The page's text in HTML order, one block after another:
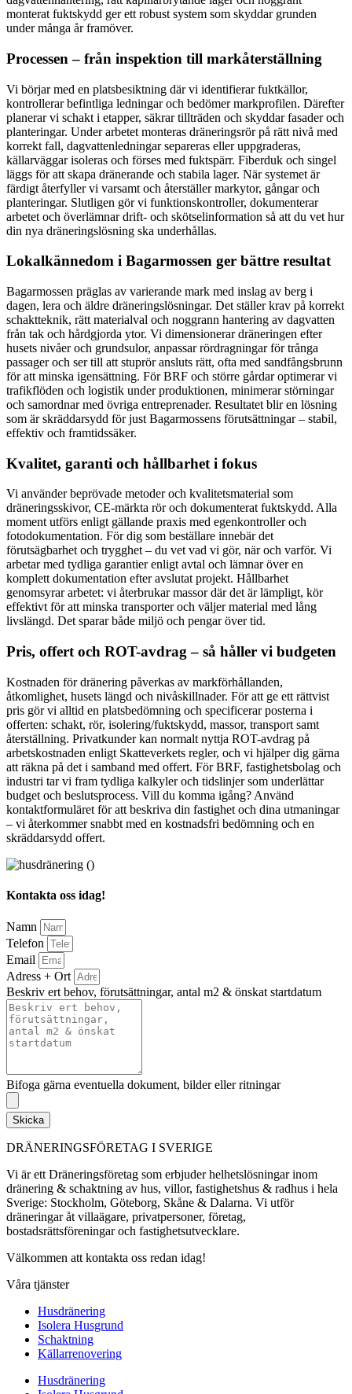
monterat fuktskydd ger ett robust system som skyddar grunden
under många år framöver.
Processen – från inspektion till markåterställning
Vi börjar med en platsbesiktning där vi identifierar fuktkällor,
kontrollerar befintliga ledningar och bedömer markprofilen. Därefter
planerar vi schakt i etapper, säkrar tillträden och skyddar fasader och
planteringar. Under arbetet monteras dräneringsrör på rätt nivå med
korrekt fall, dagvattenledningar separeras eller uppgraderas,
källarväggar isoleras och förses med fuktspärr. Fiberduk och singel
läggs för att skapa dränerande och stabila lager. När systemet är
färdigt återfyller vi varsamt och återställer markytor, gångar och
planteringar. Slutligen gör vi funktionskontroller, dokumenterar
arbetet och överlämnar drift- och skötselinformation så att du vet hur
din nya dräneringslösning ska underhållas.
Lokalkännedom i Bagarmossen ger bättre resultat
Bagarmossen präglas av varierande mark med inslag av berg i
dagen, lera och äldre dräneringslösningar. Det ställer krav på korrekt
schaktteknik, rätt materialval och noggrann hantering av dagvatten
från tak och hårdgjorda ytor. Vi dimensionerar dräneringen efter
husets nivåer och grundsulor, anpassar rördragningar för trånga
passager och ser till att stuprör ansluts rätt, ofta med sandfångsbrunn
för att minska igensättning. För BRF och större gårdar optimerar vi
trafikflöden och logistik under produktionen, minimerar störningar
och samordnar med övriga entreprenader. Resultatet blir en lösning
som är skräddarsydd för just Bagarmossens förutsättningar – stabil,
effektiv och framtidssäker.
Kvalitet, garanti och hållbarhet i fokus
Vi använder beprövade metoder och kvalitetsmaterial som
dräneringsskivor, CE-märkta rör och dokumenterat fuktskydd. Alla
moment utförs enligt gällande praxis med egenkontroller och
fotodokumentation. För dig som beställare innebär det
förutsägbarhet och trygghet – du vet vad vi gör, när och varför. Vi
arbetar med tydliga garantier enligt avtal och lämnar över en
komplett dokumentation efter avslutat projekt. Hållbarhet
genomsyrar arbetet: vi återbrukar massor där det är lämpligt, kör
effektivt för att minska transporter och väljer material med lång
livslängd. Det sparar både miljö och pengar över tid.
Pris, offert och ROT-avdrag – så håller vi budgeten
Kostnaden för dränering påverkas av markförhållanden,
åtkomlighet, husets längd och nivåskillnader. För att ge ett rättvist
pris gör vi alltid en platsbedömning och specificerar posterna i
offerten: schakt, rör, isolering/fuktskydd, massor, transport samt
återställning. Privatkunder kan normalt nyttja ROT-avdrag på
arbetskostnaden enligt Skatteverkets regler, och vi hjälper dig gärna
att räkna på det i samband med offert. För BRF, fastighetsbolag och
industri tar vi fram tydliga kalkyler och tidslinjer som underlättar
budget och beslutsprocess. Vill du komma igång? Använd
kontaktformuläret för att beskriva din fastighet och dina utmaningar
– vi återkommer snabbt med en kostnadsfri bedömning och en
skräddarsydd offert.
Kontakta oss idag!
Namn
Telefon
Email
Adress + Ort
Beskriv ert behov, förutsättningar, antal m2 & önskat startdatum
Bifoga gärna eventuella dokument, bilder eller ritningar
Skicka
DRÄNERINGSFÖRETAG I SVERIGE
Vi är ett Dräneringsföretag som erbjuder helhetslösningar inom
dränering & schaktning av hus, villor, fastighetshus & radhus i hela
Sverige: Stockholm, Göteborg, Skåne & Dalarna. Vi utför
dräneringar åt villaägare, privatpersoner, företag,
bostadsrättsföreningar och fastighetsutvecklare.
Välkommen att kontakta oss redan idag!
Våra tjänster
Husdränering
Isolera Husgrund
Schaktning
Källarrenovering
Husdränering